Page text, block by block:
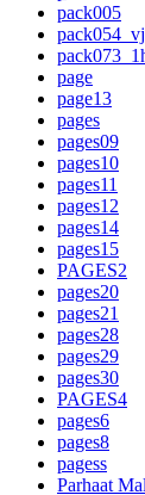
pack005
page
page13
pages
pages09
pages10
pages11
pages12
pages14
pages15
PAGES2
pages20
pages21
pages28
pages29
pages30
PAGES4
pages6
pages8
pagess
Parhaat